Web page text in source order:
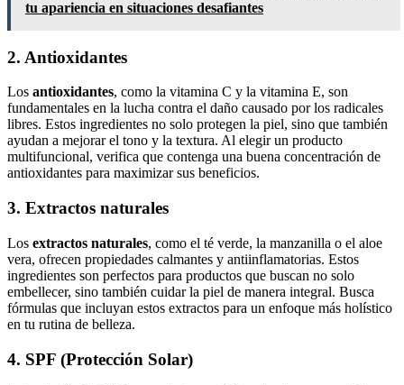
tu apariencia en situaciones desafiantes
2. Antioxidantes
Los antioxidantes, como la vitamina C y la vitamina E, son
fundamentales en la lucha contra el daño causado por los radicales
libres. Estos ingredientes no solo protegen la piel, sino que también
ayudan a mejorar el tono y la textura. Al elegir un producto
multifuncional, verifica que contenga una buena concentración de
antioxidantes para maximizar sus beneficios.
3. Extractos naturales
Los extractos naturales, como el té verde, la manzanilla o el aloe
vera, ofrecen propiedades calmantes y antiinflamatorias. Estos
ingredientes son perfectos para productos que buscan no solo
embellecer, sino también cuidar la piel de manera integral. Busca
fórmulas que incluyan estos extractos para un enfoque más holístico
en tu rutina de belleza.
4. SPF (Protección Solar)